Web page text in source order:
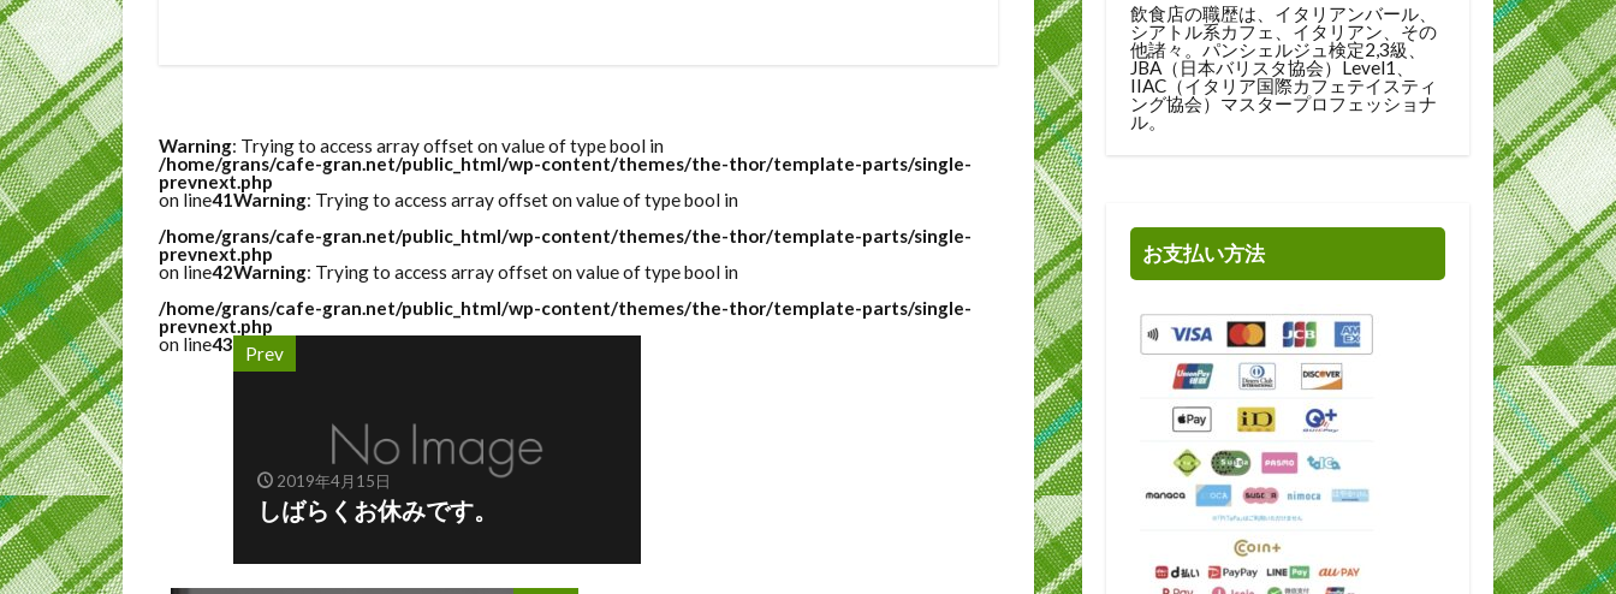
Warning: Trying to access array offset on value of type bool in
/home/grans/cafe-gran.net/public_html/wp-content/themes/the-thor/template-parts/single-
prevnext.php
on line41Warning: Trying to access array offset on value of type bool in
/home/grans/cafe-gran.net/public_html/wp-content/themes/the-thor/template-parts/single-
prevnext.php
on line42Warning: Trying to access array offset on value of type bool in
/home/grans/cafe-gran.net/public_html/wp-content/themes/the-thor/template-parts/single-
prevnext.php
on line43 Prev
2019年4月15日
しばらくお休みです。
飲食店の職歴は、イタリアンバール、
シアトル系カフェ、イタリアン、その
他諸々。パンシェルジュ検定2,3級、
JBA（日本バリスタ協会）Level1、
IIAC（イタリア国際カフェテイスティ
ング協会）マスタープロフェッショナ
ル。
お支払い方法